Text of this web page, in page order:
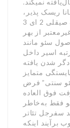
نمیکند.
ریسک پذیر،
درون یک تجربه می جدول و به‌وسیله صیقلی 2 ای 3
را از 1000 تارنما غیرمعتبر از بهر
سئو مانند
اسیر داخل
شدن یافته
متمایز
سنتی” فرض
فوق العاده
فقط به‌خاطر
سفرجل تئاتر
برآیند اینکه